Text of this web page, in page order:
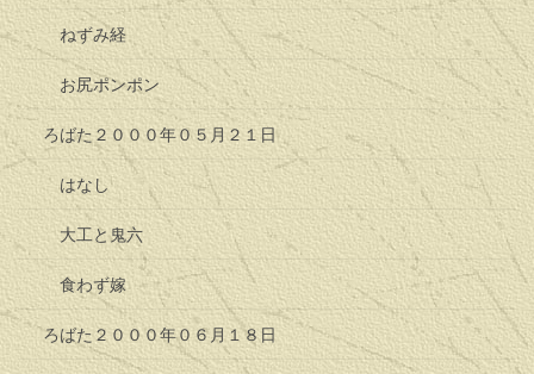
ねずみ経
お尻ポンポン
ろばた２０００年０５月２１日
はなし
大工と鬼六
食わず嫁
ろばた２０００年０６月１８日